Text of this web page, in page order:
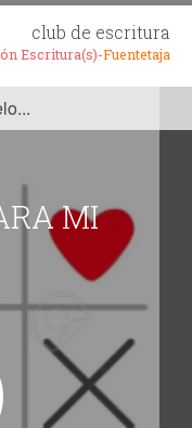
club de escritura
Escritura(s)-Fuentetaja
MI